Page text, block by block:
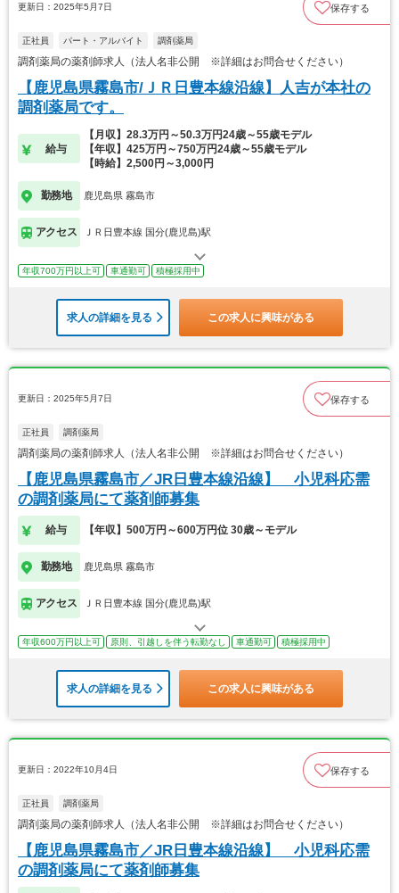
更新日：2025年5月7日 保存する
正社員 パート・アルバイト 調剤薬局
調剤薬局の薬剤師求人（法人名非公開 ※詳細はお問合せください）
【鹿児島県霧島市/ＪＲ日豊本線沿線】人吉が本社の
調剤薬局です。
給与
【月収】28.3万円～50.3万円24歳～55歳モデル
【年収】425万円～750万円24歳～55歳モデル
【時給】2,500円～3,000円
勤務地 鹿児島県 霧島市
アクセス ＪＲ日豊本線 国分(鹿児島)駅
年収700万円以上可 車通勤可 積極採用中
求人の詳細を見る この求人に興味がある
更新日：2025年5月7日 保存する
正社員 調剤薬局
調剤薬局の薬剤師求人（法人名非公開 ※詳細はお問合せください）
【鹿児島県霧島市／JR日豊本線沿線】 小児科応需
の調剤薬局にて薬剤師募集
給与 【年収】500万円～600万円位 30歳～モデル
勤務地 鹿児島県 霧島市
アクセス ＪＲ日豊本線 国分(鹿児島)駅
年収600万円以上可 原則、引越しを伴う転勤なし 車通勤可 積極採用中
求人の詳細を見る この求人に興味がある
更新日：2022年10月4日 保存する
正社員 調剤薬局
調剤薬局の薬剤師求人（法人名非公開 ※詳細はお問合せください）
【鹿児島県霧島市／JR日豊本線沿線】 小児科応需
の調剤薬局にて薬剤師募集